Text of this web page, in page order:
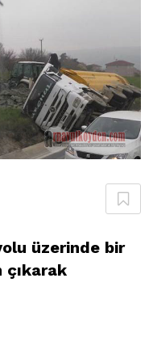
üzerinde bir